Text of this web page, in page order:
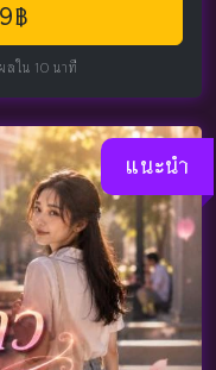
฿
ใน 10 นาที
แนะนำ